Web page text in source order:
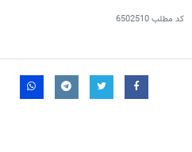
کد مطلب6502510